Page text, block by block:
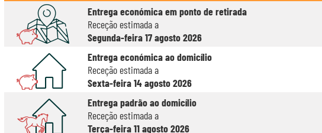
Entrega económica em ponto de retirada
Receção estimada a
Segunda-feira 17 agosto 2026
Entrega económica ao domicílio
Receção estimada a
Sexta-feira 14 agosto 2026
Entrega padrão ao domicílio
Receção estimada a
Terça-feira 11 agosto 2026